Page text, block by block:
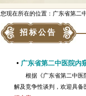
您现在所在的位置：广东省第二
招标公告
• 广东省第二中医院内
根据《广东省第二中
解及竞争性谈判，欢迎具